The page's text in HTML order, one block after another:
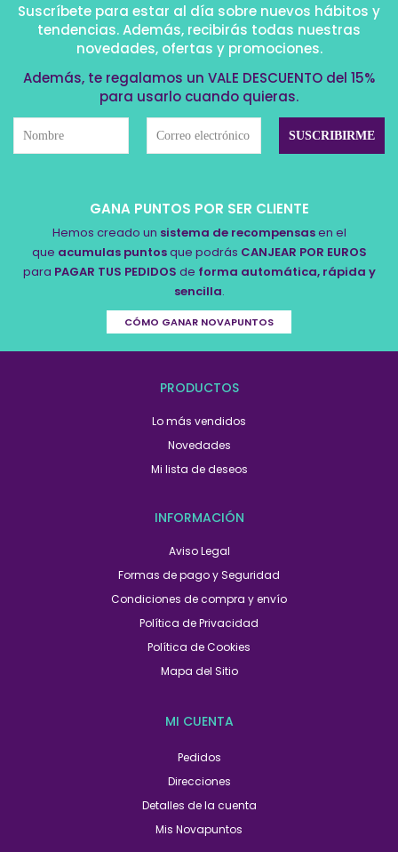
Suscríbete para estar al día sobre nuevos hábitos y
tendencias. Además, recibirás todas nuestras
novedades, ofertas y promociones.
Además, te regalamos un VALE DESCUENTO del 15%
para usarlo cuando quieras.
GANA PUNTOS POR SER CLIENTE
Hemos creado un sistema de recompensasen el
que acumulas puntosque podrás CANJEAR POR EUROS
para PAGAR TUS PEDIDOS de forma automática, rápida y
sencilla.
CÓMO GANAR NOVAPUNTOS
PRODUCTOS
Lo más vendidos
Novedades
Mi lista de deseos
INFORMACIÓN
Aviso Legal
Formas de pago y Seguridad
Condiciones de compra y envío
Política de Privacidad
Política de Cookies
Mapa del Sitio
MI CUENTA
Pedidos
Direcciones
Detalles de la cuenta
Mis Novapuntos